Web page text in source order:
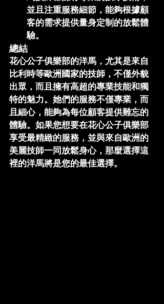
並且注重服務細節，能夠根據顧
客的需求提供量身定制的放鬆體
驗。
總結
花心公子俱樂部的洋馬，尤其是來自
比利時等歐洲國家的技師，不僅外貌
出眾，而且擁有高超的專業技能和獨
特的魅力。她們的服務不僅專業，而
且細心，能夠為每位顧客提供難忘的
體驗。如果您想要在花心公子俱樂部
享受最精緻的服務，並與來自歐洲的
美麗技師一同放鬆身心，那麼選擇這
裡的洋馬將是您的最佳選擇。